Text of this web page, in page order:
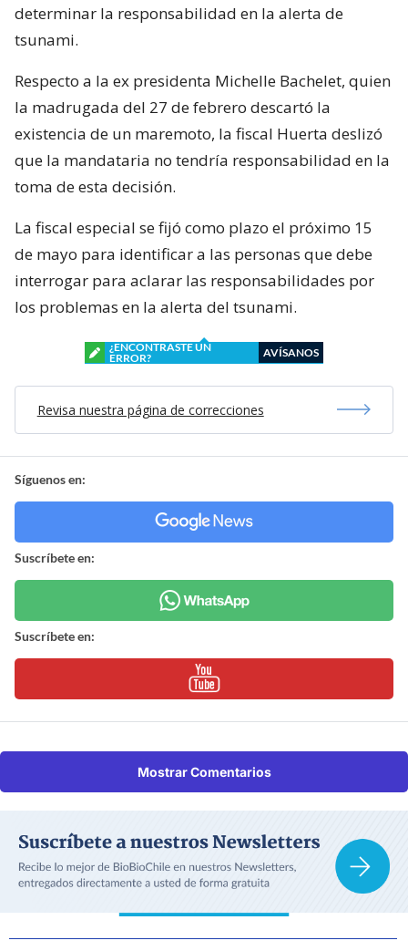
determinar la responsabilidad en la alerta de
tsunami.
Respecto a la ex presidenta Michelle Bachelet, quien
la madrugada del 27 de febrero descartó la
existencia de un maremoto, la fiscal Huerta deslizó
que la mandataria no tendría responsabilidad en la
toma de esta decisión.
La fiscal especial se fijó como plazo el próximo 15
de mayo para identificar a las personas que debe
interrogar para aclarar las responsabilidades por
los problemas en la alerta del tsunami.
¿ENCONTRASTE UN
ERROR?
AVÍSANOS
Revisa nuestra página de correcciones
Síguenos en:
Suscríbete en:
Suscríbete en:
Mostrar Comentarios